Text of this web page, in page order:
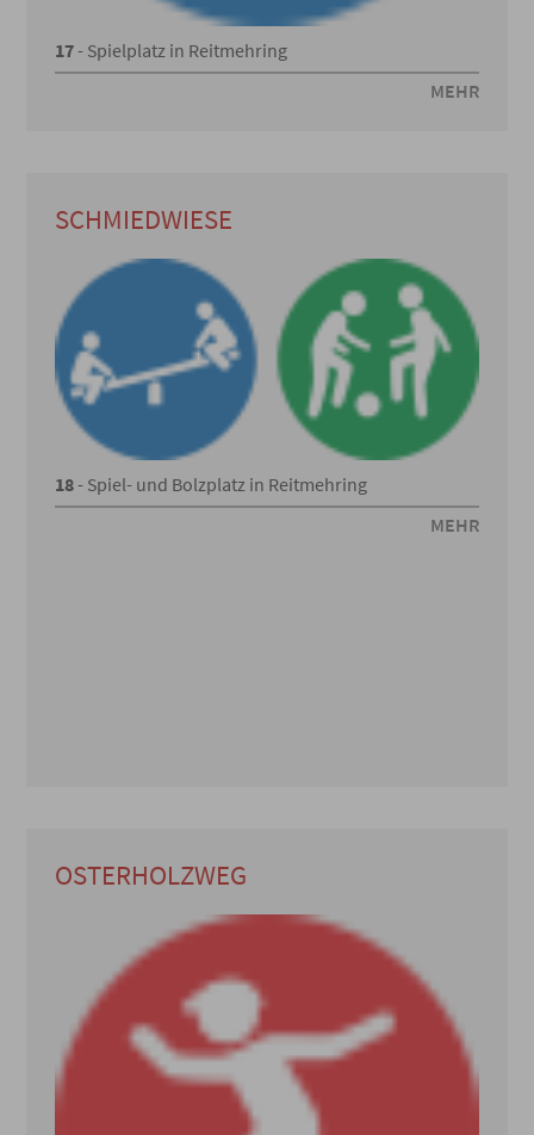
17- Spielplatz in Reitmehring
MEHR
SCHMIEDWIESE
18- Spiel- und Bolzplatz in Reitmehring
MEHR
OSTERHOLZWEG